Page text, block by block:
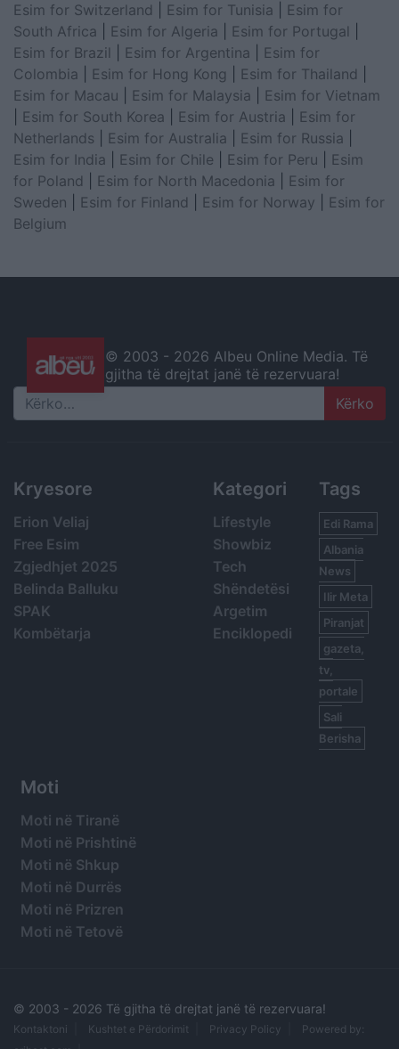
Esim for Switzerland
Esim for Tunisia
Esim for
South Africa
Esim for Algeria Esim for Portugal
Esim for Brazil
Esim for Argentina
Esim for
Colombia
Esim for Hong Kong Esim for Thailand
Esim for Macau
Esim for Malaysia
Esim for Vietnam
Esim for South Korea Esim for Austria
Esim for
Netherlands
Esim for Australia Esim for Russia
Esim for India
Esim for Chile Esim for Peru
Esim
for Poland
Esim for North Macedonia
Esim for
Sweden
Esim for Finland Esim for Norway
Esim for
Belgium
© 2003 - 2026 Albeu Online Media. Të
gjitha të drejtat janë të rezervuara!
Search
Kryesore
Erion Veliaj
Free Esim
Zgjedhjet 2025
Belinda Balluku
SPAK
Kombëtarja
Kategori
Lifestyle
Showbiz
Tech
Shëndetësi
Argetim
Enciklopedi
Tags
Edi Rama
Albania
News
Ilir Meta
Piranjat
gazeta,
tv,
portale
Sali
Berisha
Moti
Moti në Tiranë
Moti në Prishtinë
Moti në Shkup
Moti në Durrës
Moti në Prizren
Moti në Tetovë
© 2003 - 2026 Të gjitha të drejtat janë të rezervuara!
Kontaktoni Kushtet e Përdorimit Privacy Policy
Powered by: